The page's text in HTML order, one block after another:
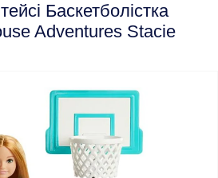
Баскетболістка
Adventures Stacie